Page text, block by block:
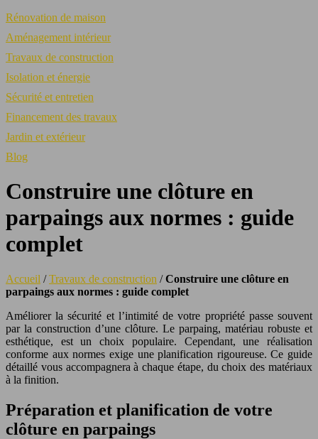
Rénovation de maison
Aménagement intérieur
Travaux de construction
Isolation et énergie
Sécurité et entretien
Financement des travaux
Jardin et extérieur
Blog
Construire une clôture en
parpaings aux normes : guide
complet
Accueil /Travaux de construction /Construire une clôture en
parpaings aux normes : guide complet
Améliorer la sécurité et l’intimité de votre propriété passe souvent
par la construction d’une clôture. Le parpaing, matériau robuste et
esthétique, est un choix populaire. Cependant, une réalisation
conforme aux normes exige une planification rigoureuse. Ce guide
détaillé vous accompagnera à chaque étape, du choix des matériaux
à la finition.
Préparation et planification de votre
clôture en parpaings